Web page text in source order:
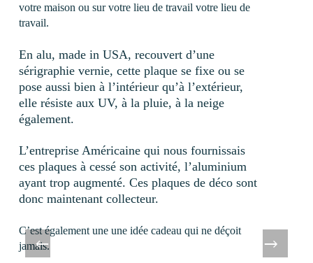
votre maison ou sur votre lieu de travail votre lieu de
travail.
En alu, made in USA, recouvert d’une
sérigraphie vernie, cette plaque se fixe ou se
pose aussi bien à l’intérieur qu’à l’extérieur,
elle résiste aux UV, à la pluie, à la neige
également.
L’entreprise Américaine qui nous fournissais
ces plaques à cessé son activité, l’aluminium
ayant trop augmenté. Ces plaques de déco sont
donc maintenant collecteur.
C’est également une une idée cadeau qui ne déçoit
jamais.